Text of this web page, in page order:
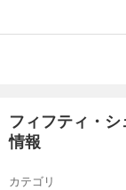
フィフティ・
情報
カテゴリ